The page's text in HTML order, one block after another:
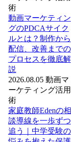
術
動画マーケティン
グのPDCAサイク
ルとは？制作から
配信、改善までの
プロセスを徹底解
説
2026.08.05 動画マ
ーケティング活用
術
家庭教師Edenの相
談導線を一歩ずつ
追う｜中学受験の